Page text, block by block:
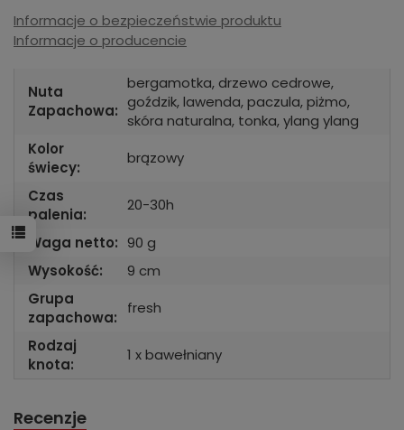
Informacje o bezpieczeństwie produktu
Informacje o producencie
Nuta
Zapachowa:
bergamotka, drzewo cedrowe,
goździk, lawenda, paczula, piżmo,
skóra naturalna, tonka, ylang ylang
Kolor
świecy:
brązowy
Czas
palenia:
20-30h
Waga netto: 90 g
Wysokość:
9 cm
Grupa
zapachowa:
fresh
Rodzaj
knota:
1 x bawełniany
Recenzje